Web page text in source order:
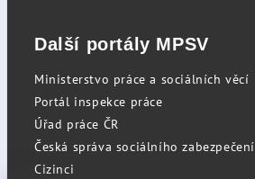
Další portály MPSV
Ministerstvo práce a sociálních věcí
Portál inspekce práce
Úřad práce ČR
Česká správa sociálního zabezpečení
Cizinci